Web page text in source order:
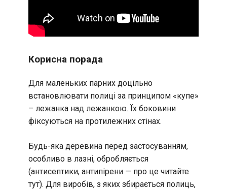
Корисна порада
Для маленьких парних доцільно
встановлювати полиці за принципом «купе»
– лежанка над лежанкою. Їх боковини
фіксуються на протилежних стінах.
Будь-яка деревина перед застосуванням,
особливо в лазні, обробляється
(антисептики, антипірени — про це читайте
тут). Для виробів, з яких збирається полиць,